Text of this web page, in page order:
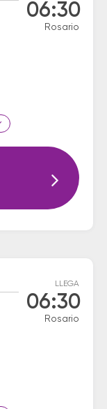
06:30
Rosario
LLEGA
06:30
Rosario